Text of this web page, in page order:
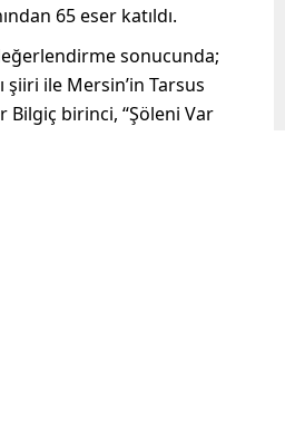
65 eser katıldı.
sonucunda;
şiiri ile Mersin’in Tarsus
Bilgiç birinci, “Şöleni Var